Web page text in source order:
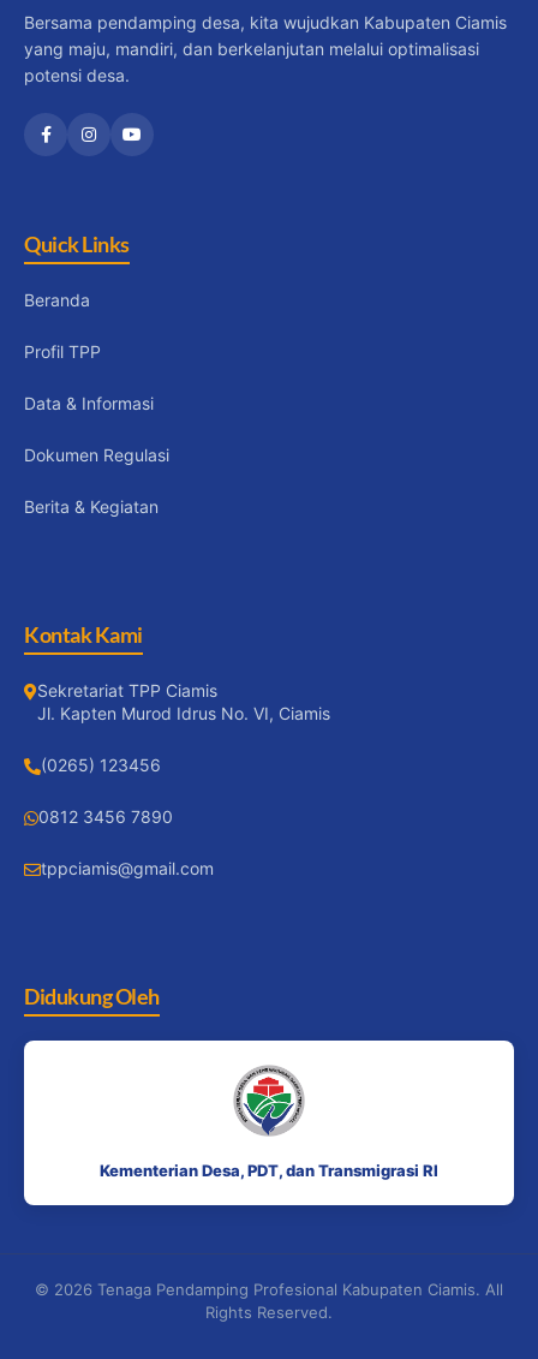
Bersama pendamping desa, kita wujudkan Kabupaten Ciamis
yang maju, mandiri, dan berkelanjutan melalui optimalisasi
potensi desa.
Quick Links
Beranda
Profil TPP
Data & Informasi
Dokumen Regulasi
Berita & Kegiatan
Kontak Kami
Sekretariat TPP Ciamis
Jl. Kapten Murod Idrus No. VI, Ciamis
(0265) 123456
0812 3456 7890
tppciamis@gmail.com
Didukung Oleh
Kementerian Desa, PDT, dan Transmigrasi RI
© 2026 Tenaga Pendamping Profesional Kabupaten Ciamis. All
Rights Reserved.